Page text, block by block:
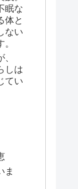
眠な
体と
ない
しは
てい
ま